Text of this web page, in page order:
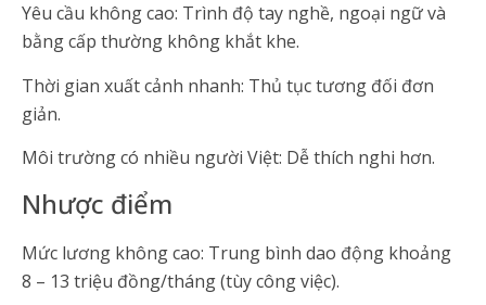
Yêu cầu không cao: Trình độ tay nghề, ngoại ngữ và
bằng cấp thường không khắt khe.
Thời gian xuất cảnh nhanh: Thủ tục tương đối đơn
giản.
Môi trường có nhiều người Việt: Dễ thích nghi hơn.
Nhược điểm
Mức lương không cao: Trung bình dao động khoảng
8 – 13 triệu đồng/tháng (tùy công việc).